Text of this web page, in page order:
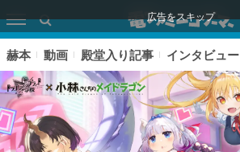
広告をスキップ
赫本 動画 殿堂入り記事 インタビュー